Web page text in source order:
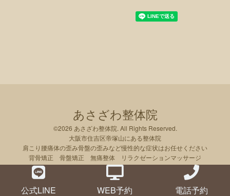
あさざわ整体院
©2026 あさざわ整体院. All Rights Reserved.
大阪市住吉区帝塚山にある整体院
肩こり腰痛体の歪み骨盤の歪みなど慢性的な症状はお任せください
背骨矯正 骨盤矯正 無痛整体 リラクゼーションマッサージ
公式LINE WEB予約 電話予約